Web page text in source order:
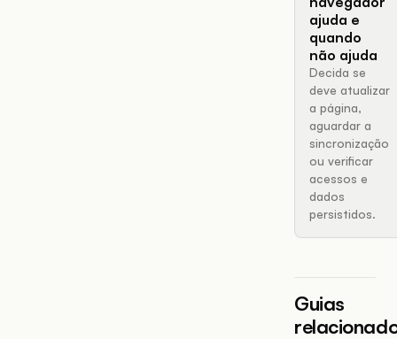
ajuda e
quando
não ajuda
Decida se
deve atualizar
a página,
aguardar a
sincronização
ou verificar
acessos e
dados
persistidos.
Guias